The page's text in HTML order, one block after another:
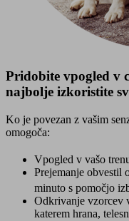
Pridobite vpogled v
najbolje izkoristite
Ko je povezan z vašim
omogoča:
Vpogled v vašo
Prejemanje obvestil
minuto s pomočjo
Odkrivanje vzorcev
katerem hrana,